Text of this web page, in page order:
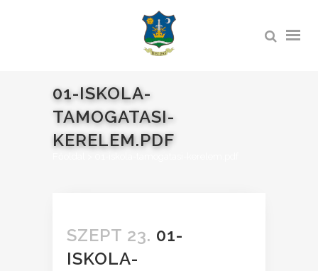
01-ISKOLA-
TAMOGATASI-
KERELEM.PDF
SZEPT 23. 01-
ISKOLA-